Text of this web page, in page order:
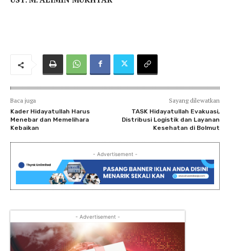
Baca juga
Kader Hidayatullah Harus
Menebar dan Memelihara
Kebaikan
Sayang dilewatkan
TASK Hidayatullah Evakuasi,
Distribusi Logistik dan Layanan
Kesehatan di Bolmut
- Advertisement -
- Advertisement -